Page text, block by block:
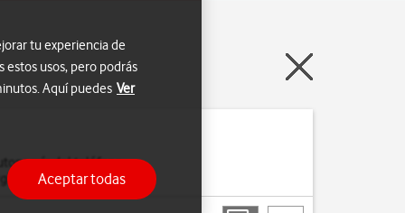
del teléfono.
tu experiencia de
estos usos, pero podrás
Aquí puedes Ver
Aceptar todas